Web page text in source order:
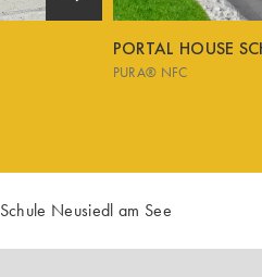
PORTAL HOUSE
PURA® NFC
Schule Neusiedl am See